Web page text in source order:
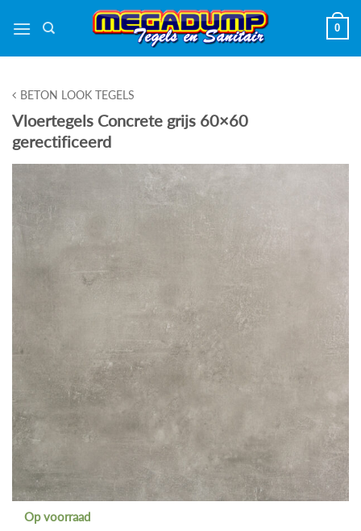
naar
0
BETON LOOK TEGELS
Vloertegels Concrete grijs 60×60
gerectificeerd
Op voorraad